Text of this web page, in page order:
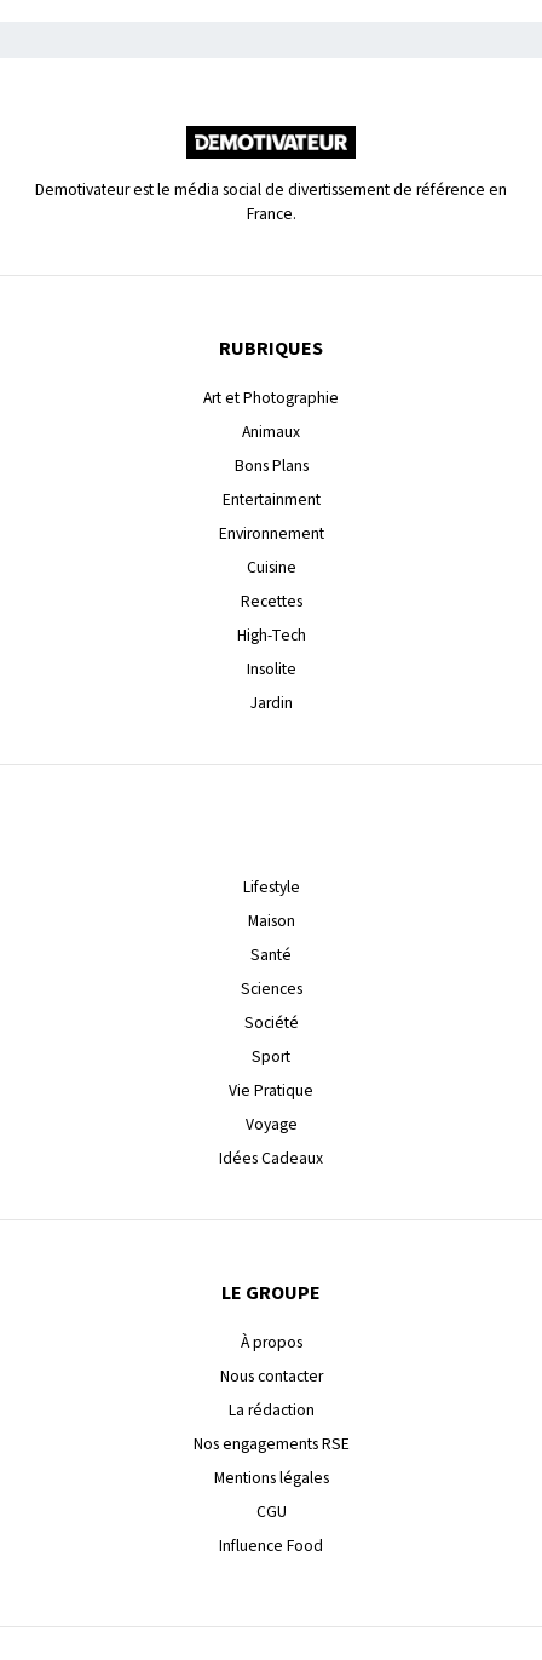
Demotivateur est le média social de divertissement de référence en
France.
RUBRIQUES
Art et Photographie
Animaux
Bons Plans
Entertainment
Environnement
Cuisine
Recettes
High-Tech
Insolite
Jardin
Lifestyle
Maison
Santé
Sciences
Société
Sport
Vie Pratique
Voyage
Idées Cadeaux
LE GROUPE
À propos
Nous contacter
La rédaction
Nos engagements RSE
Mentions légales
CGU
Influence Food